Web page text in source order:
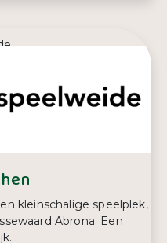
kleinschalige speelplek,
Abrona. Een